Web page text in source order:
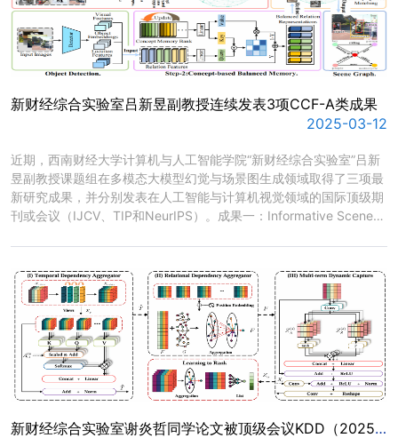
新财经综合实验室吕新昱副教授连续发表3项CCF-A类成果
2025-03-12
​近期，西南财经大学计算机与人工智能学院“新财经综合实验室”吕新
昱副教授课题组在多模态大模型幻觉与场景图生成领域取得了三项最
新研究成果，并分别发表在人工智能与计算机视觉领域的国际顶级期
刊或会议（IJCV、TIP和NeurIPS）。成果一：Informative Scene
景图生成任务中的有偏预测问题，本研究分别从“...
新财经综合实验室谢炎哲同学论文被顶级会议KDD（2025）录用